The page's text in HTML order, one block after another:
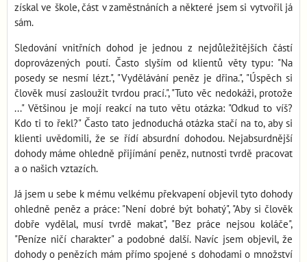
získal ve škole, část v zaměstnáních a některé jsem si vytvořil já
sám.
Sledování vnitřních dohod je jednou z nejdůležitějších částí
doprovázených poutí. Často slyším od klientů věty typu: "Na
posedy se nesmí lézt.", "Vydělávání peněz je dřina.", "Úspěch si
člověk musí zasloužit tvrdou prací.", "Tuto věc nedokáži, protože
..." Většinou je mojí reakcí na tuto větu otázka: "Odkud to víš?
Kdo ti to řekl?" Často tato jednoduchá otázka stačí na to, aby si
klienti uvědomili, že se řídí absurdní dohodou. Nejabsurdnější
dohody máme ohledně přijímání peněz, nutnosti tvrdě pracovat
a o našich vztazích.
Já jsem u sebe k mému velkému překvapení objevil tyto dohody
ohledně peněz a práce: "Není dobré být bohatý", "Aby si člověk
dobře vydělal, musí tvrdě makat", "Bez práce nejsou koláče",
"Peníze ničí charakter" a podobné další. Navíc jsem objevil, že
dohody o penězích mám přímo spojené s dohodami o množství